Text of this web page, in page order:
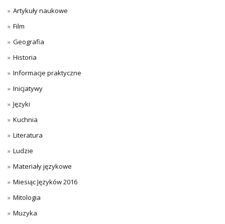
Artykuły naukowe
Film
Geografia
Historia
Informacje praktyczne
Inicjatywy
Języki
Kuchnia
Literatura
Ludzie
Materiały językowe
Miesiąc Języków 2016
Mitologia
Muzyka